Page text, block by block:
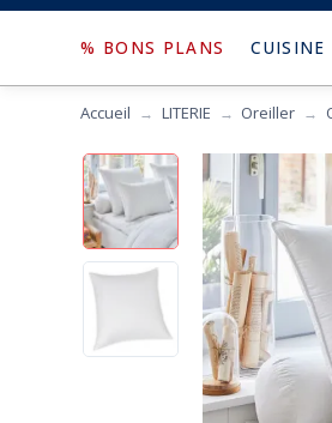
% BONS PLANS CUISINE
Accueil LITERIE Oreiller